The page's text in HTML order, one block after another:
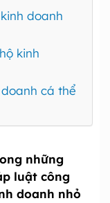
doanh
kinh
cá thể
những
luật công
doanh nhỏ